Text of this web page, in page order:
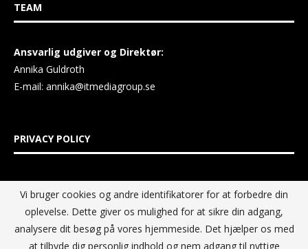
TEAM
Ansvarlig udgiver og Direktør:
Annika Guldroth
E-mail: annika@itmediagroup.se
PRIVACY POLICY
IT MEDIA GROUP Data Privacy Policy
Vi bruger cookies og andre identifikatorer for at forbedre din
oplevelse. Dette giver os mulighed for at sikre din adgang,
analysere dit besøg på vores hjemmeside. Det hjælper os med
at tilbyde dig personlig indhold og nem adgang til nyttige